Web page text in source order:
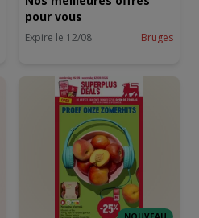
pour vous
Expire le 12/08 Bruges